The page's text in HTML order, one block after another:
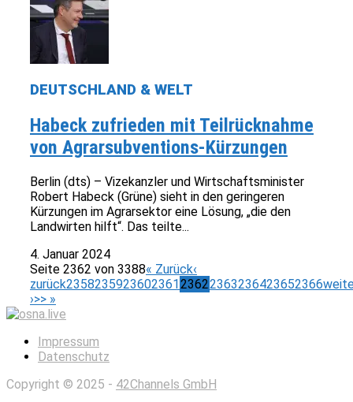
DEUTSCHLAND & WELT
Habeck zufrieden mit Teilrücknahme
von Agrarsubventions-Kürzungen
Berlin (dts) – Vizekanzler und Wirtschaftsminister
Robert Habeck (Grüne) sieht in den geringeren
Kürzungen im Agrarsektor eine Lösung, „die den
Landwirten hilft“. Das teilte...
4. Januar 2024
Seite 2362 von 3388« Zurück‹
zurück2358235923602361 23622363236423652366
›>> »
Impressum
Datenschutz
Copyright © 2025 - 42Channels GmbH